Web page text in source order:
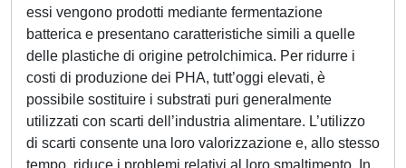
essi vengono prodotti mediante fermentazione
batterica e presentano caratteristiche simili a quelle
delle plastiche di origine petrolchimica. Per ridurre i
costi di produzione dei PHA, tutt’oggi elevati, è
possibile sostituire i substrati puri generalmente
utilizzati con scarti dell’industria alimentare. L’utilizzo
di scarti consente una loro valorizzazione e, allo stesso
tempo, riduce i problemi relativi al loro smaltimento. In